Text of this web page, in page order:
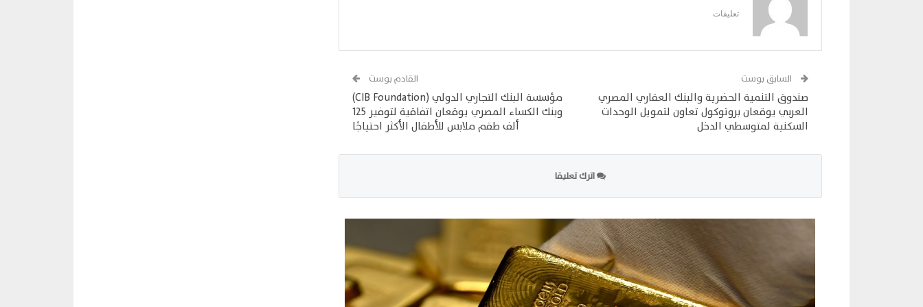
تعليقات
السابق بوست
صندوق التنمية الحضرية والبنك العقاري المصري
العربي يوقعان بروتوكول تعاون لتمويل الوحدات
السكنية لمتوسطي الدخل
القادم بوست
مؤسسة البنك التجاري الدولي (CIB Foundation)
وبنك الكساء المصري يوقعان اتفاقية لتوفير 125
ألف طقم ملابس للأطفال الأكثر احتياجًا
اترك تعليقا